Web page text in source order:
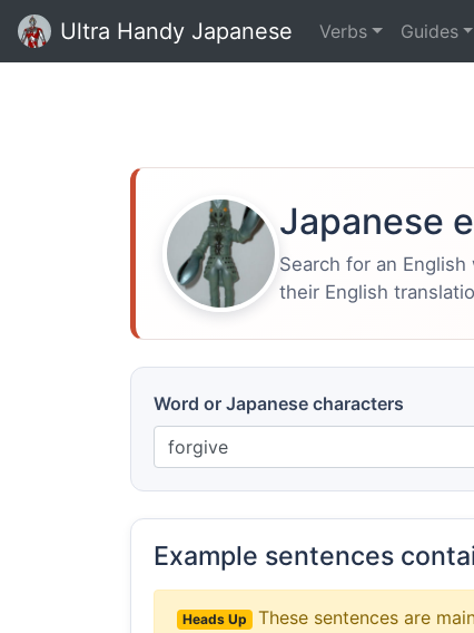
Ultra Handy Japanese Verbs Guides
Japanese
Search for an
their English
Word or Japanese characters
Example sentences
Heads Up These sentences are